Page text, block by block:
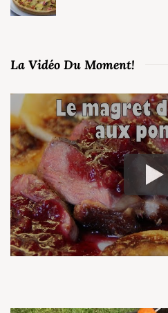
La Vidéo Du Moment!